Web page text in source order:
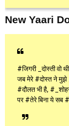
New Yaari
#जिगरी _दोस्ती वो
जब मेरे #दोस्त ने मुझे
#दौलत भी है,
पर #तेरे बिना ये सब